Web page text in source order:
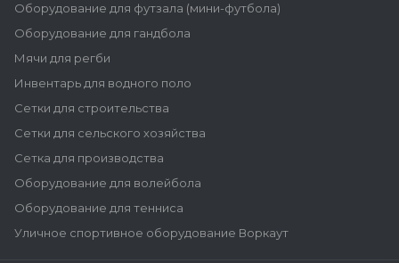
Оборудование для футзала (мини-футбола)
Оборудование для гандбола
Мячи для регби
Инвентарь для водного поло
Сетки для строительства
Сетки для сельского хозяйства
Сетка для производства
Оборудование для волейбола
Оборудование для тенниса
Уличное спортивное оборудование Воркаут